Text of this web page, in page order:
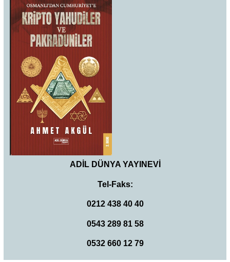
ADİL DÜNYA YAYINEVİ
Tel-Faks:
0212 438 40 40
0543 289 81 58
0532 660 12 79